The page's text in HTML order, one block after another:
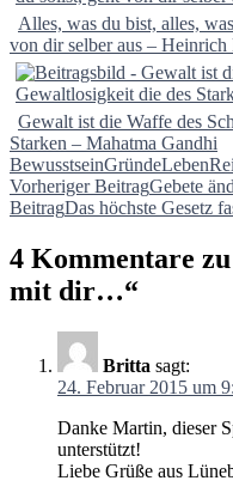
Alles, was du bist, alles,
von dir selber aus – Heinrich
Gewalt ist die Waffe des
Starken – Mahatma Gandhi
BewusstseinGründeLeben
Vorheriger BeitragGebete
BeitragDas höchste Gesetz
4 Kommentare
mit dir…“
Britta sagt:
24. Februar 2015 um
Danke Martin, dieser
unterstützt!
Liebe Grüße aus